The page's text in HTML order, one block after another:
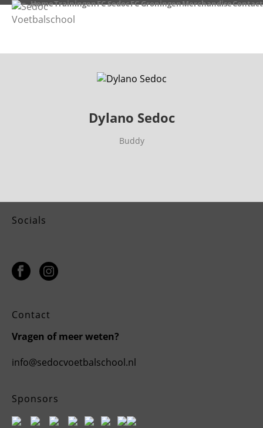
HomeTrainingenFC SedocFC GroningenMerchandiseContact
Dylano Sedoc
Buddy
Socials
Contact
Vragen of meer weten?
info@sedocvoetbalschool.nl
Sponsors